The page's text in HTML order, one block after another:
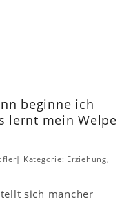
beginne ich
lernt mein Welpe
| Kategorie: Erziehung,
sich mancher